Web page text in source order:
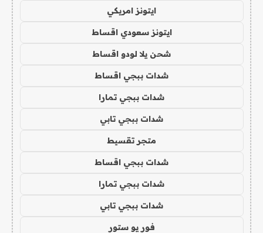
ايتونز امريكي
ايتونز سعودي اقساط
شحن يلا لودو اقساط
شدات ببجي اقساط
شدات ببجي تمارا
شدات ببجي تابي
متجر تقسيط
شدات ببجي اقساط
شدات ببجي تمارا
شدات ببجي تابي
فور يو ستور